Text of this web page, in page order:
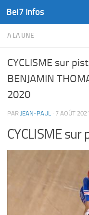
Skip to content
Bel7 Infos
A LA UNE
CYCLISME sur
BENJAMIN
2020
PAR JEAN-PAUL · 7 AOÛT 2021
CYCLISME sur